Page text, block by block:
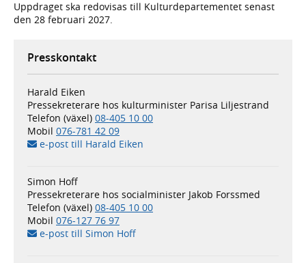
Uppdraget ska redovisas till Kulturdepartementet senast
den 28 februari 2027.
Presskontakt
Harald Eiken
Pressekreterare hos kulturminister Parisa Liljestrand
Telefon (växel) 08-405 10 00
Mobil 076-781 42 09
e-post till Harald Eiken
Simon Hoff
Pressekreterare hos socialminister Jakob Forssmed
Telefon (växel) 08-405 10 00
Mobil 076-127 76 97
e-post till Simon Hoff